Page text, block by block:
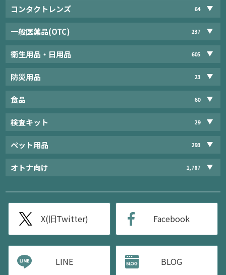
コンタクトレンズ 64
一般医薬品(OTC) 237
衛生用品・日用品 605
防災用品 23
食品 60
検査キット 29
ペット用品 293
オトナ向け 1,787
X(旧Twitter) Facebook
LINE BLOG